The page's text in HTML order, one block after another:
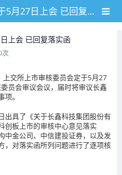
长鑫科技科创板IPO于5月27日上会 已回复落实函
上会 已回复落实函
次
交所上市审核委员会定于5月27
员会审议会议，届时将审议长鑫
。
出具了《关于长鑫科技集团股份有
创板上市的审核中心意见落实
中金公司、中信建投证券，以及发
，对落实函所列问题进行了逐项核